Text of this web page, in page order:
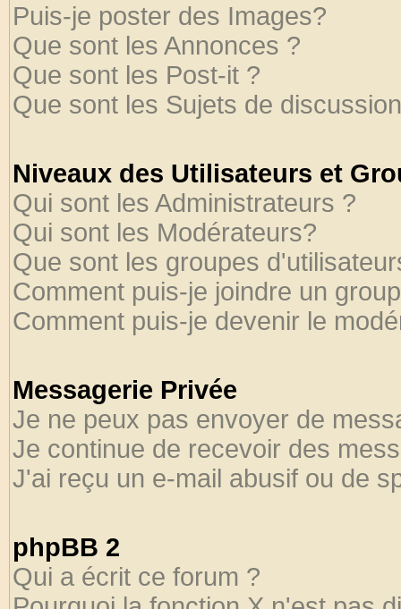
Puis-je poster des Images?
Que sont les Annonces ?
Que sont les Post-it ?
Que sont les Sujets de
Niveaux des Utilisateurs et
Qui sont les Administrateurs ?
Qui sont les Modérateurs?
Que sont les groupes
Comment puis-je joindre un
Comment puis-je devenir le
Messagerie Privée
Je ne peux pas envoyer de
Je continue de recevoir des
J'ai reçu un e-mail abusif ou de
phpBB 2
Qui a écrit ce forum ?